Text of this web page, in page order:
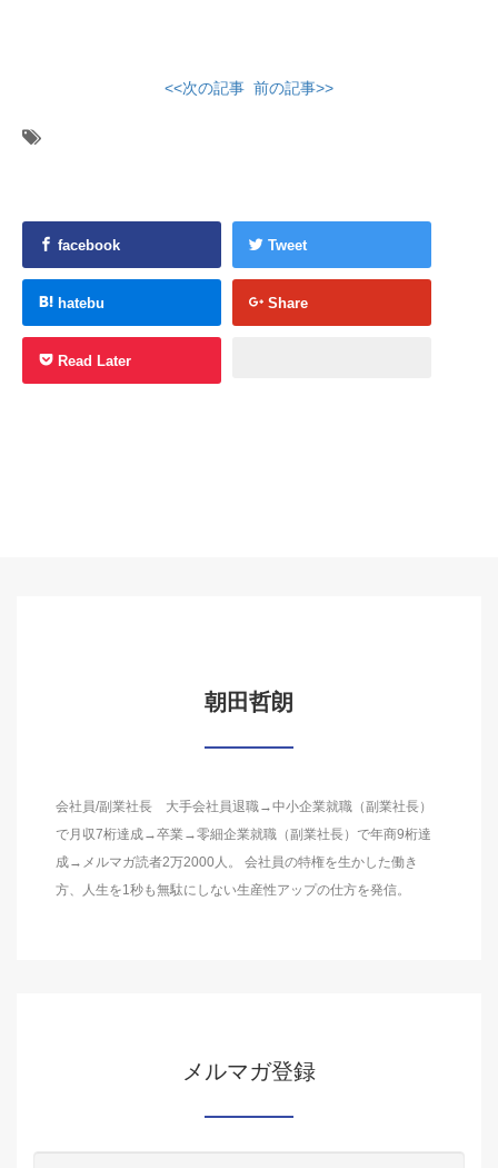
<<次の記事 前の記事>>
facebook Tweet
hatebu Share
Read Later
朝田哲朗
会社員/副業社長 大手会社員退職→中小企業就職（副業社長）
で月収7桁達成→卒業→零細企業就職（副業社長）で年商9桁達
成→メルマガ読者2万2000人。 会社員の特権を生かした働き
方、人生を1秒も無駄にしない生産性アップの仕方を発信。
メルマガ登録